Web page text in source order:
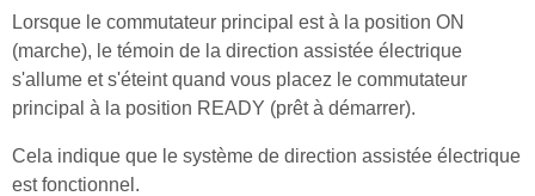
Lorsque le commutateur principal est à la position ON
(marche), le témoin de la direction assistée électrique
s'allume et s'éteint quand vous placez le commutateur
principal à la position READY (prêt à démarrer).
Cela indique que le système de direction assistée électrique
est fonctionnel.